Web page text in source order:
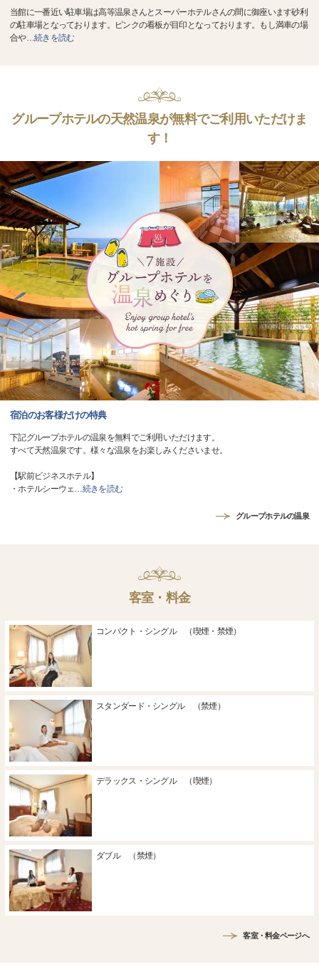
当館に一番近い駐車場は高等温泉さんとスーパーホテルさんの間に御座います砂利
の駐車場となっております。ピンクの看板が目印となっております。もし満車の場
合や…続きを読む
グループホテルの天然温泉が無料でご利用いただけま
す！
宿泊のお客様だけの特典
下記グループホテルの温泉を無料でご利用いただけます。
すべて天然温泉です。様々な温泉をお楽しみくださいませ。
【駅前ビジネスホテル】
・ホテルシーウェ…続きを読む
グループホテルの温泉
客室・料金
コンパクト・シングル （喫煙・禁煙）
スタンダード・シングル （禁煙）
デラックス・シングル （喫煙）
ダブル （禁煙）
客室・料金ページへ